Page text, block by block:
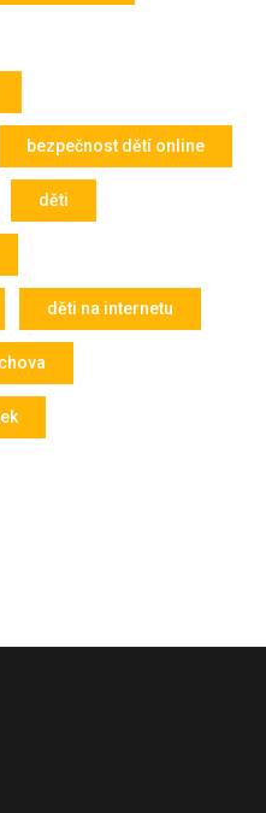
bezpečnost dětí online
děti
děti na internetu